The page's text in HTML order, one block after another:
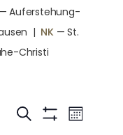
Auferstehung-
| NK— St.
Christi
Suche Monat